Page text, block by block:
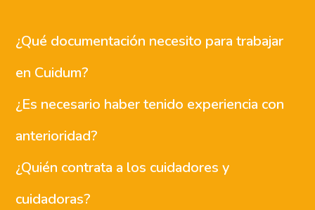
¿Qué documentación necesito para trabajar
en Cuidum?
¿Es necesario haber tenido experiencia con
anterioridad?
¿Quién contrata a los cuidadores y
cuidadoras?